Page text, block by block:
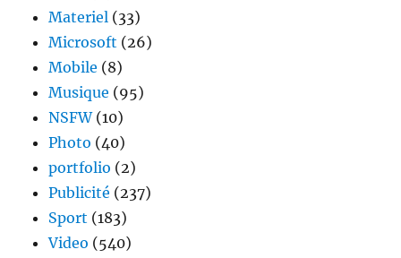
Materiel (33)
Microsoft (26)
Mobile (8)
Musique (95)
NSFW(10)
Photo (40)
portfolio (2)
Publicité (237)
Sport (183)
Video (540)